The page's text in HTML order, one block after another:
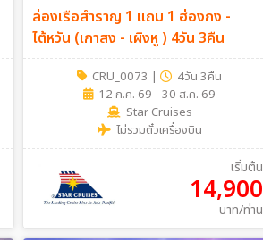
ล่องเรือสำราญ 1 แถม 1 ฮ่องกง -
ไต้หวัน (เกาสง - เผิงหู ) 4วัน 3คืน
CRU_0073 |
4วัน 3คืน
12 ก.ค. 69 - 30 ส.ค. 69
Star Cruises
ไม่รวมตั๋วเครื่องบิน
เริ่มต้น
14,900
บาท/ท่าน